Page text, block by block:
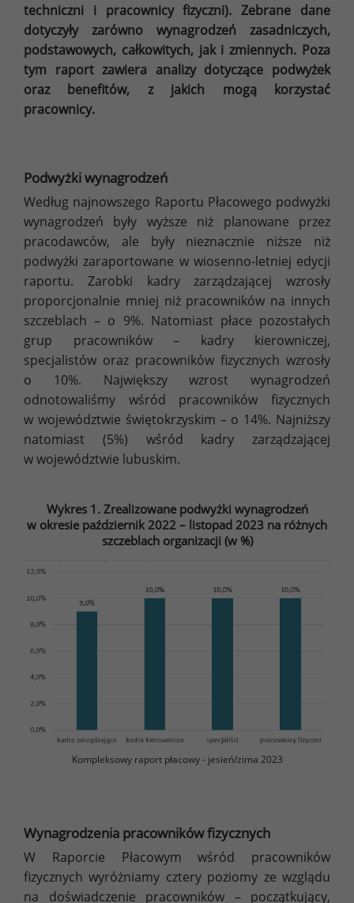
techniczni i pracownicy fizyczni). Zebrane dane
dotyczyły zarówno wynagrodzeń zasadniczych,
podstawowych, całkowitych, jak i zmiennych. Poza
tym raport zawiera analizy dotyczące podwyżek
oraz benefitów, z jakich mogą korzystać
pracownicy.
Podwyżki wynagrodzeń
Według najnowszego Raportu Płacowego podwyżki
wynagrodzeń były wyższe niż planowane przez
pracodawców, ale były nieznacznie niższe niż
podwyżki zaraportowane w wiosenno-letniej edycji
raportu. Zarobki kadry zarządzającej wzrosły
proporcjonalnie mniej niż pracowników na innych
szczeblach – o 9%. Natomiast płace pozostałych
grup pracowników – kadry kierowniczej,
specjalistów oraz pracowników fizycznych wzrosły
o 10%. Największy wzrost wynagrodzeń
odnotowaliśmy wśród pracowników fizycznych
w województwie świętokrzyskim – o 14%. Najniższy
natomiast (5%) wśród kadry zarządzającej
w województwie lubuskim.
Wykres 1. Zrealizowane podwyżki wynagrodzeń
w okresie październik 2022 – listopad 2023 na różnych
szczeblach organizacji (w %)
Kompleksowy raport płacowy - jesień/zima 2023
Wynagrodzenia pracowników fizycznych
W Raporcie Płacowym wśród pracowników
fizycznych wyróżniamy cztery poziomy ze wzglądu
na doświadczenie pracowników – początkujący,